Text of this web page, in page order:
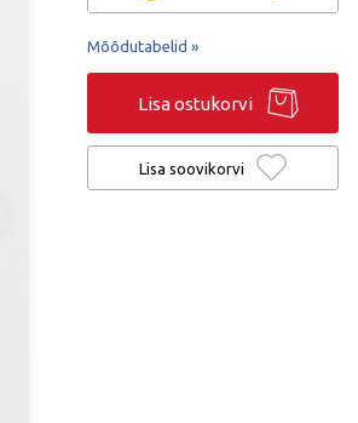
Mõõdutabelid »
Lisa ostukorvi
Lisa soovikorvi